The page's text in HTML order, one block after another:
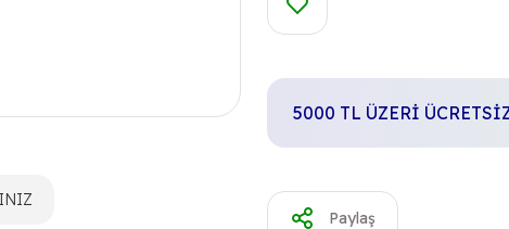
5000 TL ÜZERİ
Paylaş